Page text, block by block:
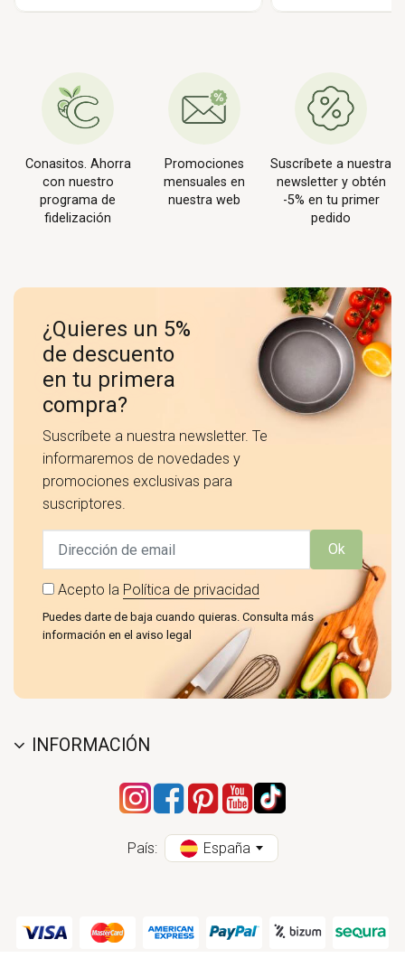
elaboración y recetas
recetas
Conasitos. Ahorra
con nuestro
programa de
fidelización
Promociones
mensuales en
nuestra web
Suscríbete a nuestra
newsletter y obtén
-5% en tu primer
pedido
¿Quieres un 5%
de descuento
en tu primera
compra?
Suscríbete a nuestra newsletter. Te
informaremos de novedades y
promociones exclusivas para
suscriptores.
Ok
Acepto la Política de privacidad
Puedes darte de baja cuando quieras. Consulta más
información en el aviso legal
INFORMACIÓN
País: España